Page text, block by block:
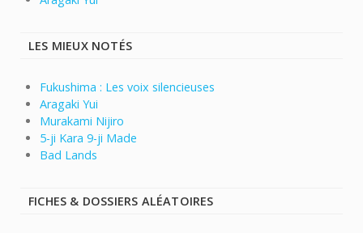
LES MIEUX NOTÉS
Fukushima : Les voix silencieuses
Aragaki Yui
Murakami Nijiro
5-ji Kara 9-ji Made
Bad Lands
FICHES & DOSSIERS ALÉATOIRES